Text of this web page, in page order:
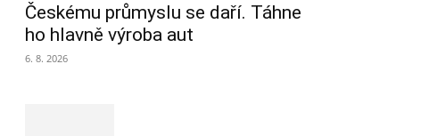
Českému průmyslu se daří. Táhne
ho hlavně výroba aut
6. 8. 2026